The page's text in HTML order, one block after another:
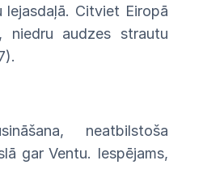
Citviet Eiropā
niedru audzes strautu
neatbilstoša
garVentu. Iespējams,